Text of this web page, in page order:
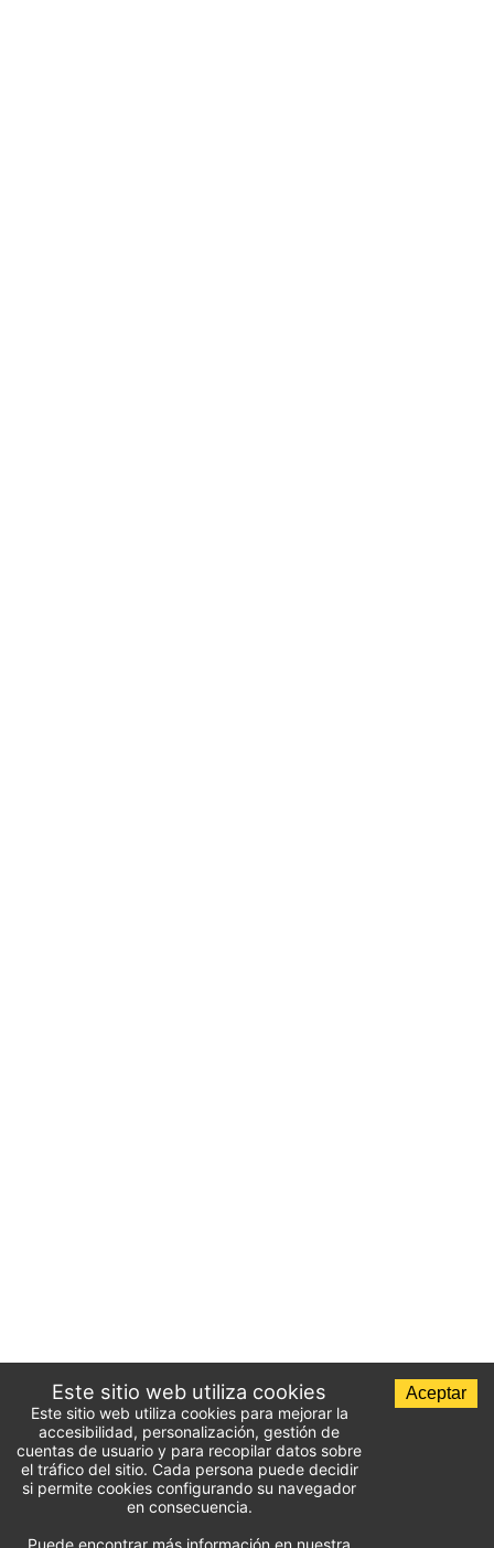
Este sitio web utiliza cookies
Este sitio web utiliza cookies para mejorar la
accesibilidad, personalización, gestión de
cuentas de usuario y para recopilar datos sobre
el tráfico del sitio. Cada persona puede decidir
si permite cookies configurando su navegador
en consecuencia.
Puede encontrar más información en nuestra
Aceptar